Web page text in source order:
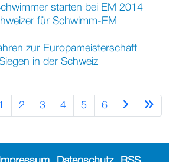
starten bei EM 2014
für Schwimm-EM
zur Europameisterschaft
in der Schweiz
2 3 4 5 6